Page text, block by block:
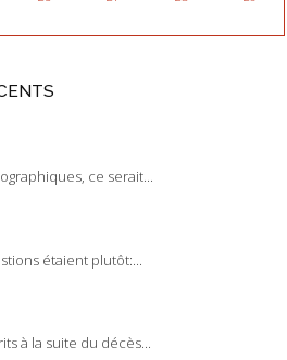
ce serait...
étaient plutôt:...
à la suite du décès...